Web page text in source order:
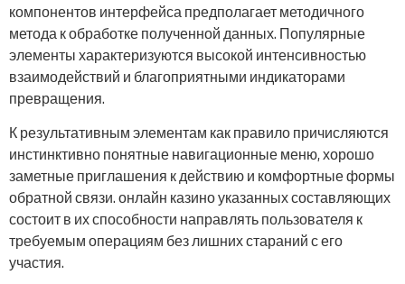
компонентов интерфейса предполагает методичного
метода к обработке полученной данных. Популярные
элементы характеризуются высокой интенсивностью
взаимодействий и благоприятными индикаторами
превращения.
К результативным элементам как правило причисляются
инстинктивно понятные навигационные меню, хорошо
заметные приглашения к действию и комфортные формы
обратной связи. онлайн казино указанных составляющих
состоит в их способности направлять пользователя к
требуемым операциям без лишних стараний с его
участия.